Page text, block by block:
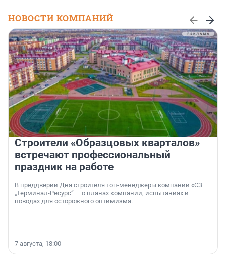
НОВОСТИ КОМПАНИЙ
Строители «Образцовых кварталов»
встречают профессиональный
праздник на работе
В преддверии Дня строителя топ-менеджеры компании «СЗ
„Терминал-Ресурс“ — о планах компании, испытаниях и
поводах для осторожного оптимизма.
7 августа, 18:00